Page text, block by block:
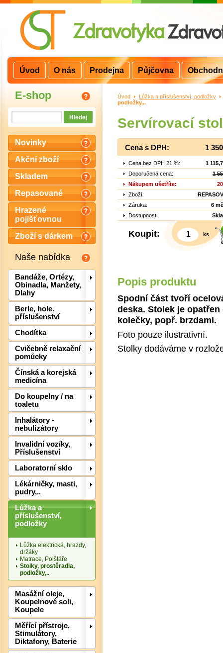
E-shop
Novinky
Akční zboží
Skladem
Repasované
Hrazené
pojišťovnou
Zboží s dárkem
Naše nabídka
Bandáže, Ortézy,
Obinadla, Manžety,
Dlahy
Berle, hole.
příslušenství
Chodítka
Cvičebně relaxační
pomůcky
Čínská a korejská
medicína
Do koupelny / na
toaletu
Inhalátory -
nebulizátory
Invalidní vozíky,
Příslušenství
Laboratorní sklo
Lékárničky, masti,
pudry,..
Lůžka a
příslušenství,
podložky
Lůžka elektrická, hrazdy,
držáky
Matrace, Polštáře
Stolky, prostěradla,
podložky,..
Masážní oleje,
Koupelnové soli,
Koupele
Měřící přístroje,
Stimulátory,
Diktafony, Baterie
Úvod > Lůžka a příslušenství, podložky >
podložky,..
Servírovací
Cena s DPH: 1
Cena bez DPH 21 %:
1
Doporučená cena:
1
Nákupem ušetříte:
Zboží:
Záruka:
6
Dostupnost:
Koupit: ks
Popis produktu
Spodní část tvoří
deska. Stolek je
kolečky, popř. brzdami.
Foto pouze ilustrativní.
Stolky dodáváme v
Úvod O nás Prodejna Půjčovna